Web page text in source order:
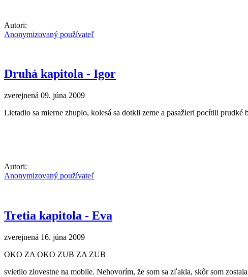
Autori:
Anonymizovaný používateľ
Druhá kapitola - Igor
zverejnená 09. júna 2009
Lietadlo sa mierne zhuplo, kolesá sa dotkli zeme a pasažieri pocítili
Autori:
Anonymizovaný používateľ
Tretia kapitola - Eva
zverejnená 16. júna 2009
OKO ZA OKO ZUB ZA ZUB
svietilo zlovestne na mobile. Nehovorím, že som sa zľakla, skôr som